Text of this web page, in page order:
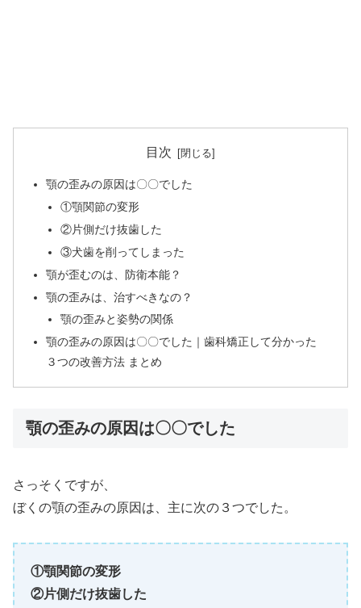
目次
顎の歪みの原因は〇〇でした
①顎関節の変形
②片側だけ抜歯した
③犬歯を削ってしまった
顎が歪むのは、防衛本能？
顎の歪みは、治すべきなの？
顎の歪みと姿勢の関係
顎の歪みの原因は〇〇でした｜歯科矯正して分かった
３つの改善方法 まとめ
顎の歪みの原因は〇〇でした
さっそくですが、
ぼくの顎の歪みの原因は、主に次の３つでした。
①顎関節の変形
②片側だけ抜歯した